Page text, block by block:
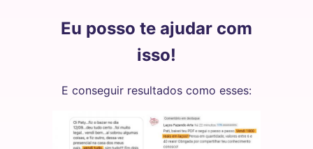
Eu posso te ajudar com
isso!
E conseguir resultados como esses: